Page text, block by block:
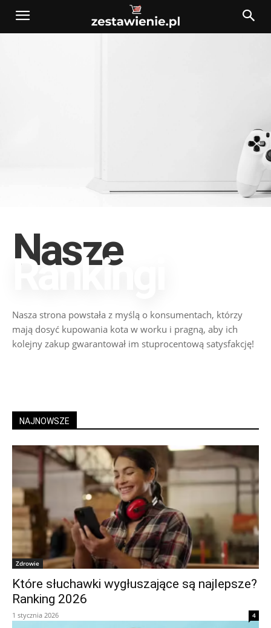
Nasze
Rankingi
Nasza strona powstała z myślą o konsumentach, którzy
mają dosyć kupowania kota w worku i pragną, aby ich
kolejny zakup gwarantował im stuprocentową satysfakcję!
NAJNOWSZE
Zdrowie
Które słuchawki wygłuszające są najlepsze?
Ranking 2026
1 stycznia 2026 4